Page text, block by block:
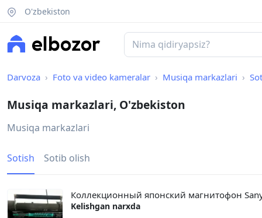
O'zbekiston
Darvoza Foto va video kameralar Musiqa markazlari
Musiqa markazlari, O'zbekiston
Musiqa markazlari
Sotish Sotib olish
Коллекционный японский магнитофон
Kelishgan narxda